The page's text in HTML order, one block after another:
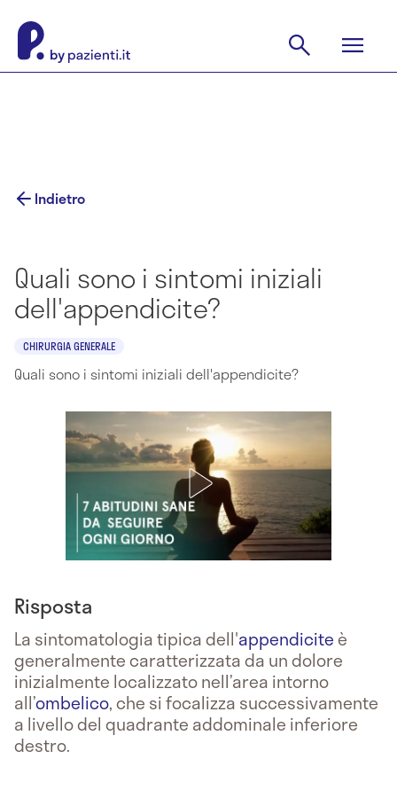
Indietro
Quali sono i sintomi iniziali
dell'appendicite?
CHIRURGIA GENERALE
Quali sono i sintomi iniziali dell'appendicite?
Risposta
La sintomatologia tipica dell'appendiciteè
generalmente caratterizzata da un dolore
inizialmente localizzato nell’area intorno
all’ombelico, che si focalizza successivamente
a livello del quadrante addominale inferiore
destro.